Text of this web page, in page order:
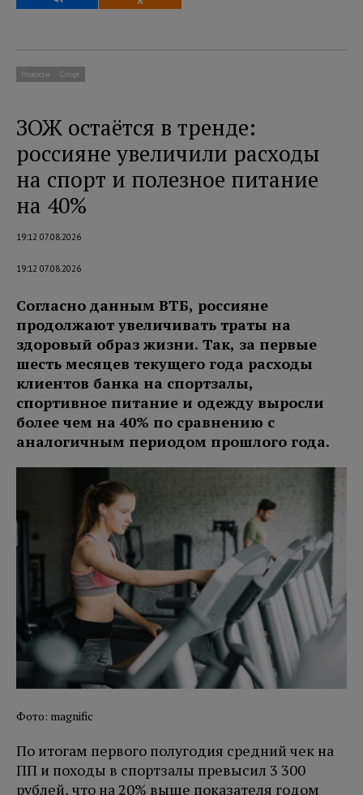
Новости Спорт
ЗОЖ остаётся в тренде:
россияне увеличили расходы
на спорт и полезное питание
на 40%
19:12 07.08.2026
19:12 07.08.2026
Согласно данным ВТБ, россияне
продолжают увеличивать траты на
здоровый образ жизни. Так, за первые
шесть месяцев текущего года расходы
клиентов банка на спортзалы,
спортивное питание и одежду выросли
более чем на 40% по сравнению с
аналогичным периодом прошлого года.
Фото: magnific
По итогам первого полугодия средний чек на
ПП и походы в спортзалы превысил 3 300
рублей, что на 20% выше показателя годом